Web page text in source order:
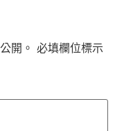
開。 必填欄位標示